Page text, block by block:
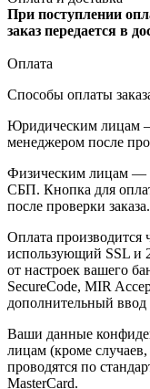
При поступлении
заказ передается в
Оплата
Способы оплаты
Юридическим лицам —
менеджером после
Физическим лицам —
СБП. Кнопка для
после проверки заказа.
Оплата
использующий SSL и
от настроек вашего
SecureCode, MIR
дополнительный ввод
Ваши данные
лицам (кроме
проводятся по
MasterCard.